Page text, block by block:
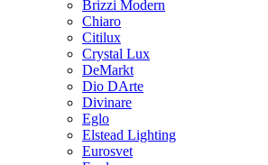
Brizzi Modern
Chiaro
Citilux
Crystal Lux
DeMarkt
Dio DArte
Divinare
Eglo
Elstead Lighting
Eurosvet